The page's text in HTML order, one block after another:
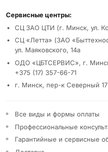
Сервисные центры:
СЦ ЗАО ЦТИ (г. Минск, ул.
СЦ «Летта» (ЗАО
ул. Маяковского, 14а
ОДО «ЦБТСЕРВИС», г.
+375 (17) 357-66-71
г. Минск, пер-к Северный 17
Все виды и формы оплаты
Профессиональные
Гарантийные и сервисные